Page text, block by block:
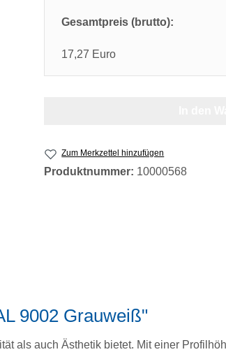
Gesamtpreis (brutto):
17,27 Euro
Zum Merkzettel hinzufügen
Produktnummer: 10000568
9002 Grauweiß"
als auch Ästhetik bietet. Mit einer